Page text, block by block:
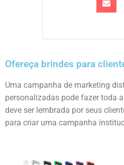
Ofereça brindes para
Uma campanha de marketing
personalizadas pode fazer toda
deve ser lembrada por seus
para criar uma campanha